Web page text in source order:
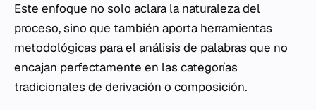
Este enfoque no solo aclara la naturaleza del
proceso, sino que también aporta herramientas
metodológicas para el análisis de palabras que no
encajan perfectamente en las categorías
tradicionales de derivación o composición.